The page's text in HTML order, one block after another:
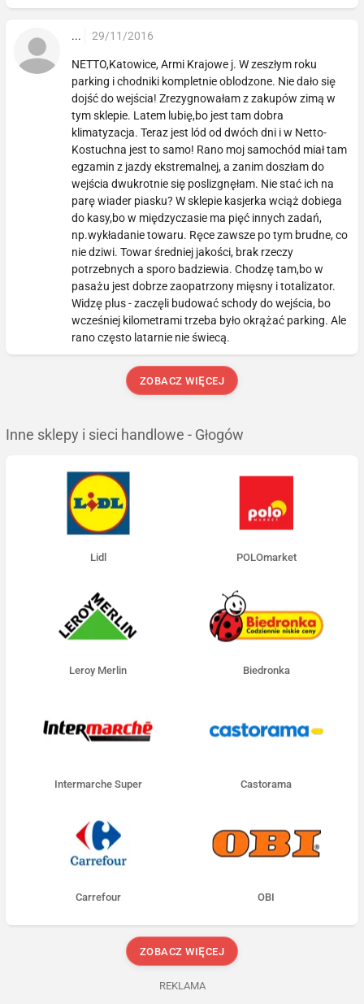
... 29/11/2016
NETTO,Katowice, Armi Krajowe j. W zeszłym roku
parking i chodniki kompletnie oblodzone. Nie dało się
dojść do wejścia! Zrezygnowałam z zakupów zimą w
tym sklepie. Latem lubię,bo jest tam dobra
klimatyzacja. Teraz jest lód od dwóch dni i w Netto-
Kostuchna jest to samo! Rano moj samochód miał tam
egzamin z jazdy ekstremalnej, a zanim doszłam do
wejścia dwukrotnie się poslizgnęłam. Nie stać ich na
parę wiader piasku? W sklepie kasjerka wciąż dobiega
do kasy,bo w międzyczasie ma pięć innych zadań,
np.wykładanie towaru. Ręce zawsze po tym brudne, co
nie dziwi. Towar średniej jakości, brak rzeczy
potrzebnych a sporo badziewia. Chodzę tam,bo w
pasażu jest dobrze zaopatrzony mięsny i totalizator.
Widzę plus - zaczęli budować schody do wejścia, bo
wcześniej kilometrami trzeba było okrążać parking. Ale
rano często latarnie nie świecą.
ZOBACZ WIĘCEJ
Inne sklepy i sieci handlowe - Głogów
Lidl POLOmarket
Leroy Merlin Biedronka
Intermarche Super Castorama
Carrefour OBI
ZOBACZ WIĘCEJ
REKLAMA